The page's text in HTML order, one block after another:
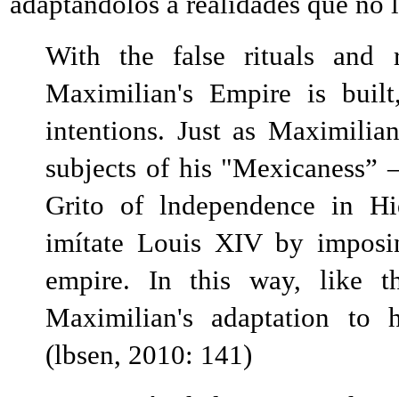
With the false rituals and
Maximilian's Empire is
intentions. Just as
subjects of his
Grito of lndependence in
imítate Louis XIV by
empire. In this way, like
Maximilian's adaptation to
(lbsen, 2010: 141)